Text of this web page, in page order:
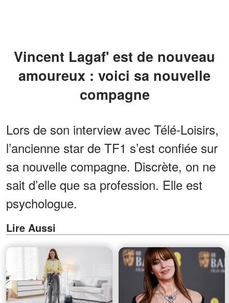
Vincent Lagaf' est de nouveau
amoureux : voici sa nouvelle
compagne
Lors de son interview avec Télé-Loisirs,
l’ancienne star de TF1 s’est confiée sur
sa nouvelle compagne. Discrète, on ne
sait d’elle que sa profession. Elle est
psychologue.
Lire Aussi